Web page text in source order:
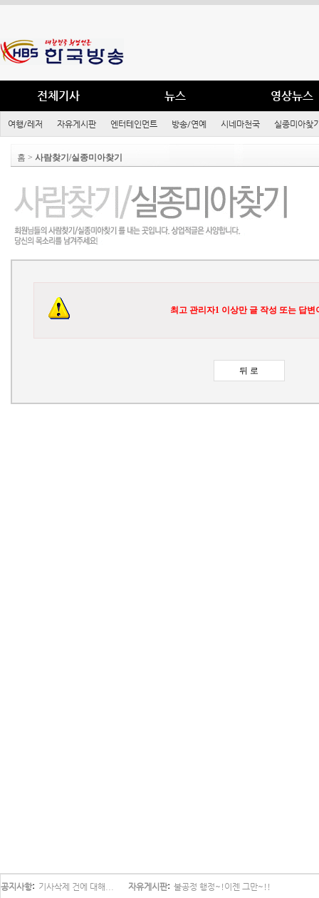
전체기사 뉴스 영상뉴스
여행/레저 자유게시판 엔터테인먼트 방송/연예 시네마천국 실종미아찾
홈 > 사람찾기/실종미아찾기
최고 관리자1 이상만 글 작성 또는 답변
공지사항 기사삭제 건에 대해... 자유게시판 불공정 행정~!이젠 그만~!!